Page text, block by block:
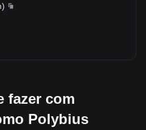
)
fazer com
Polybius